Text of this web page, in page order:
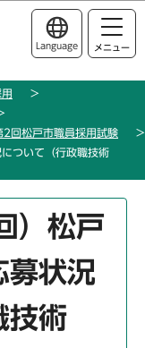
動
Language メニュー
2回松戸市職員採用試験
ついて（行政職技術
）松戸
募状況
技術